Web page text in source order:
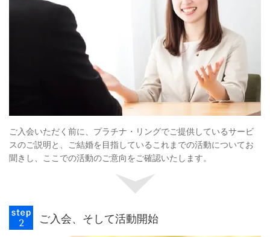
ご入会いただく前に、プラチナ・リングでご提供しているサービ
スのご説明と、ご結婚を目指しているこれまでの活動についてお
聞きし、ここでの活動のご意向をご確認いたします。
ご入会、そして活動開始